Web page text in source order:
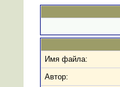
Имя файла:
Автор: